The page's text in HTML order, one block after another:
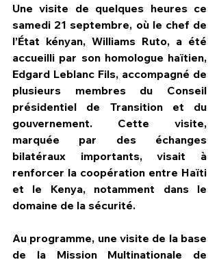
HPN Live
Une visite de quelques heures ce
samedi 21 septembre, où le chef de
l’État kényan, Williams Ruto, a été
accueilli par son homologue haïtien,
Edgard Leblanc Fils, accompagné de
plusieurs membres du Conseil
présidentiel de Transition et du
gouvernement. Cette visite,
marquée par des échanges
bilatéraux importants, visait à
renforcer la coopération entre Haïti
et le Kenya, notamment dans le
domaine de la sécurité.
Au programme, une visite de la base
de la Mission Multinationale de